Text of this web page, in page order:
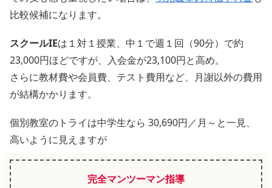
比較候補になります。
スクールIEは１対１授業、中１で週１回（90分）で約
23,000円ほどですが、入会金が23,100円と高め。
さらに教材費や会員費、テスト費用など、月謝以外の費用
が結構かかります。
個別教室のトライは中学生なら 30,690円／月～と一見、
高いように見えますが
完全マンツーマン指導